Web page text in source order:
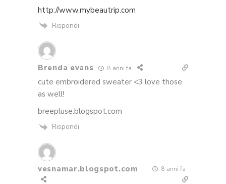
http://www.mybeautrip.com
Rispondi
Brenda evans 8 anni fa
cute embroidered sweater <3 love those
as well!
breepluse.blogspot.com
Rispondi
vesnamar.blogspot.com 8 anni fa